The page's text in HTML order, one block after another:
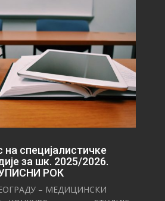
на специјалистичке
за шк. 2025/2026.
РОК
– МЕДИЦИНСКИ